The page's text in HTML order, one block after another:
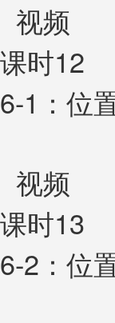
视频
课时12
6-1：位
视频
课时13
6-2：位